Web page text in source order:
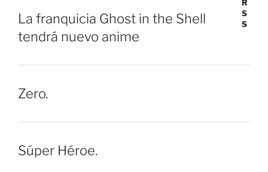
La franquicia Ghost in the Shell
tendrá nuevo anime
Zero.
Súper Héroe.